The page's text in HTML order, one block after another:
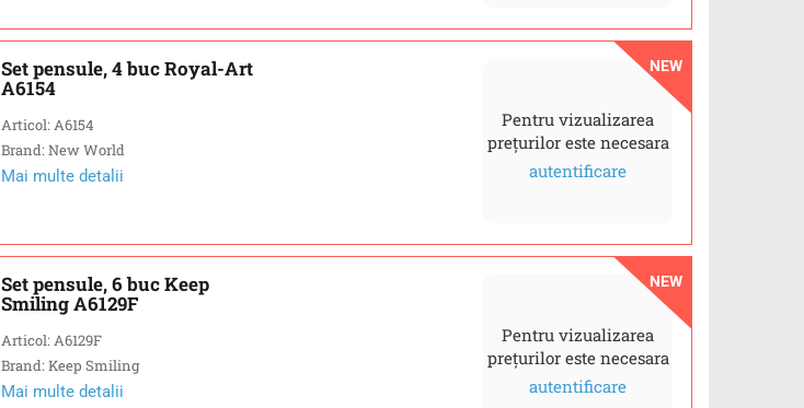
NEW
Set pensule, 4 buc Royal-Art
A6154
Articol: A6154
Brand: New World
Mai multe detalii
Pentru vizualizarea
prețurilor este necesara
autentificare
NEW
Set pensule, 6 buc Keep
Smiling A6129F
Articol: A6129F
Brand: Keep Smiling
Mai multe detalii
Pentru vizualizarea
prețurilor este necesara
autentificare